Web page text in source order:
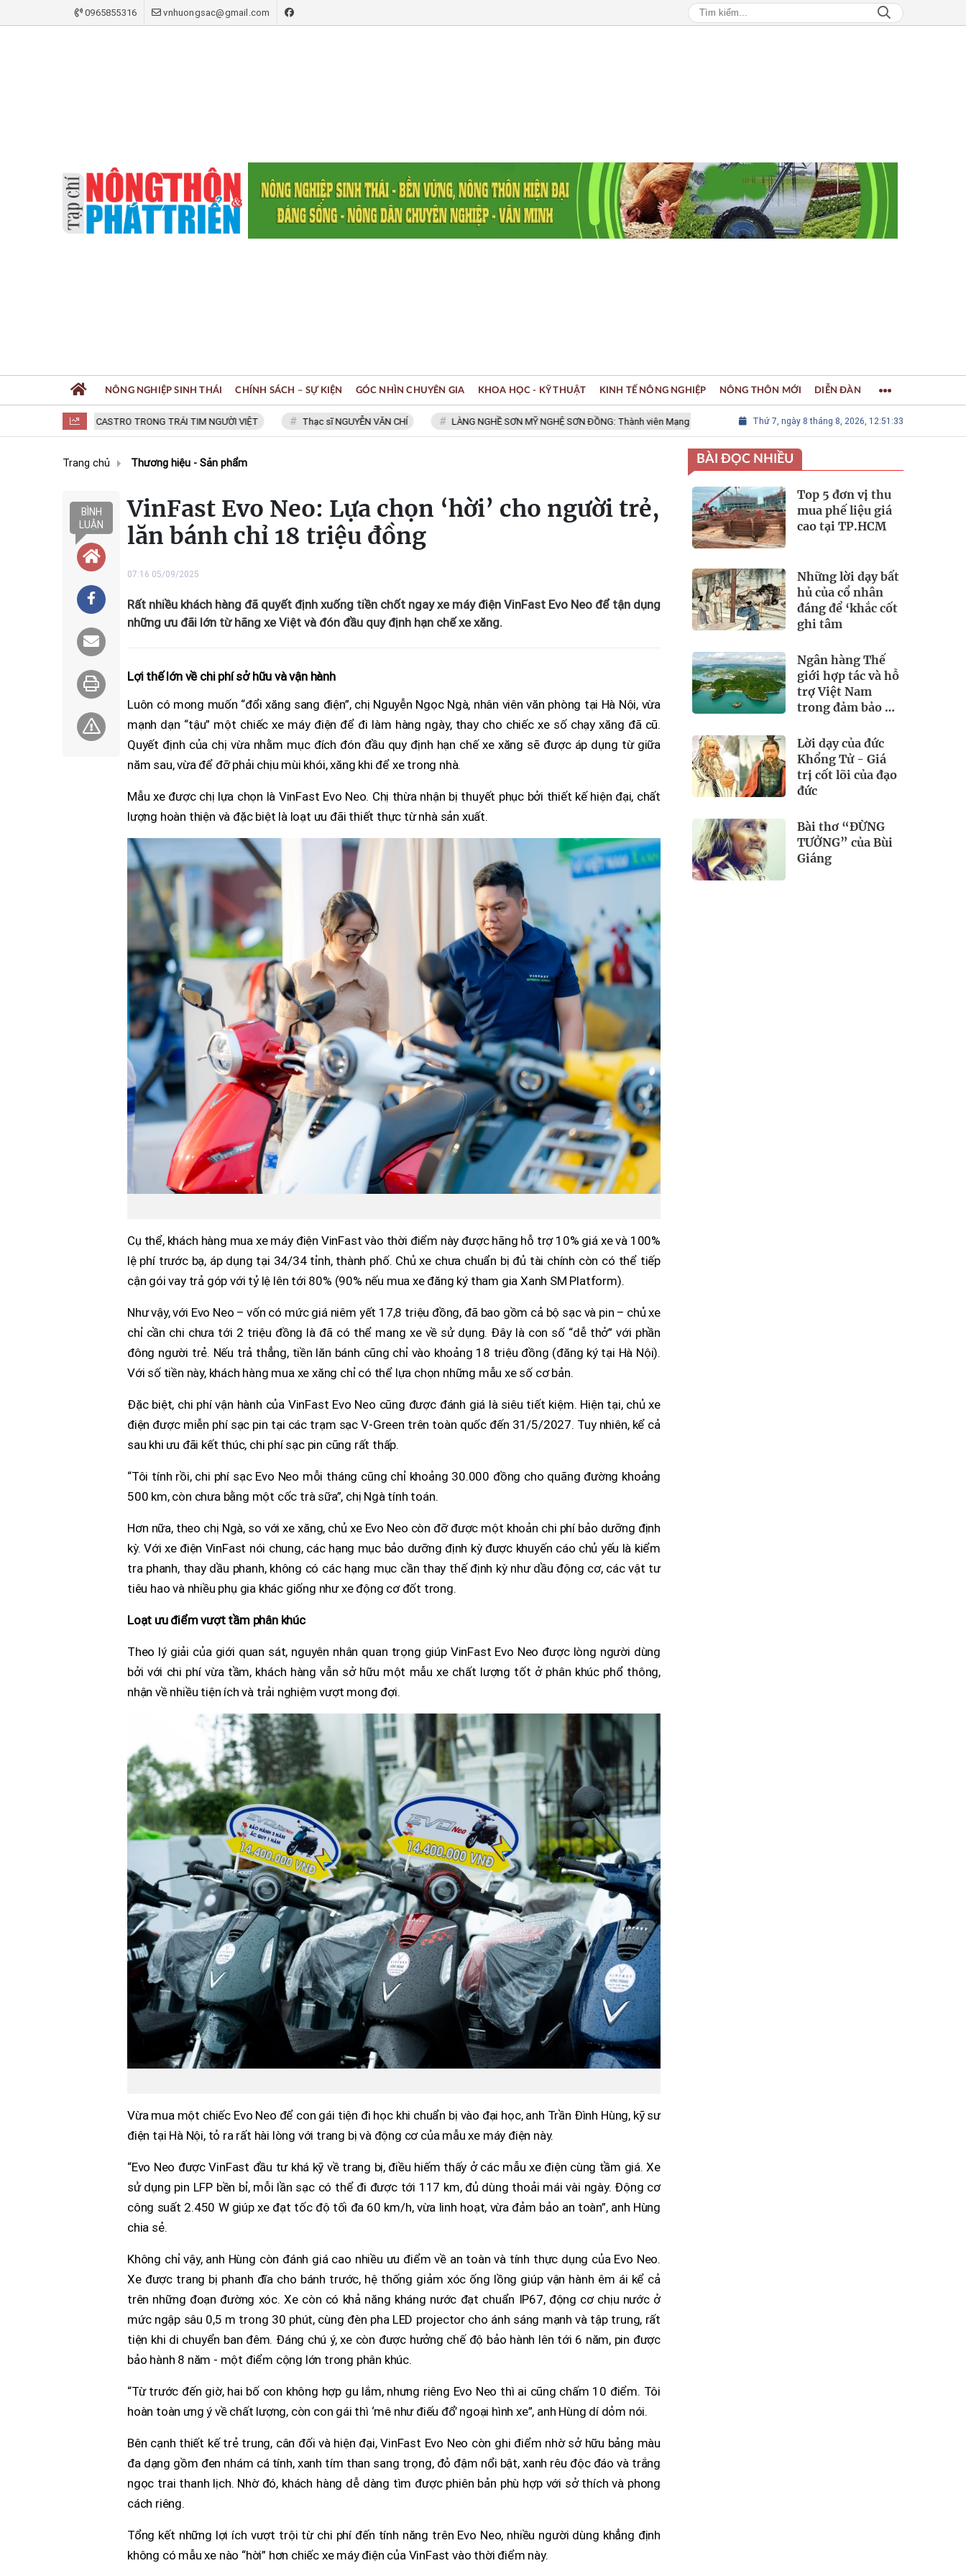
0965855316 vnhuongsac@gmail.com
FIDEL CASTRO TRONG TRÁI TIM NGƯỜI VIỆT Thạc sĩ NGUYỄN VĂN CHÍ LÀNG NGHỀ SƠN MỸ NGHỆ SƠN ĐỒNG: Thành viên Mạng lưới các Thành phố Thủ công sáng tạo Thế giới LÀNG NGHỀ
Thứ 7, ngày 8 tháng 8, 2026, 12:51:35
NÔNG NGHIỆP SINH THÁI CHÍNH SÁCH – SỰ KIỆN GÓC NHÌN CHUYÊN GIA KHOA HỌC - KỸ THUẬT KINH TẾ NÔNG NGHIỆP NÔNG THÔN MỚI DIỄN ĐÀN
Trang chủ Thương hiệu - Sản phẩm
BÌNH
LUẬN
VinFast Evo Neo: Lựa chọn ‘hời’ cho người trẻ,
lăn bánh chỉ 18 triệu đồng
07:16 05/09/2025
Rất nhiều khách hàng đã quyết định xuống tiền chốt ngay xe máy điện VinFast Evo Neo để tận dụng
những ưu đãi lớn từ hãng xe Việt và đón đầu quy định hạn chế xe xăng.
Lợi thế lớn về chi phí sở hữu và vận hành
Luôn có mong muốn “đổi xăng sang điện”, chị Nguyễn Ngọc Ngà, nhân viên văn phòng tại Hà Nội, vừa
mạnh dạn “tậu” một chiếc xe máy điện để đi làm hàng ngày, thay cho chiếc xe số chạy xăng đã cũ.
Quyết định của chị vừa nhằm mục đích đón đầu quy định hạn chế xe xăng sẽ được áp dụng từ giữa
năm sau, vừa để đỡ phải chịu mùi khói, xăng khi để xe trong nhà.
Mẫu xe được chị lựa chọn là VinFast Evo Neo. Chị thừa nhận bị thuyết phục bởi thiết kế hiện đại, chất
lượng hoàn thiện và đặc biệt là loạt ưu đãi thiết thực từ nhà sản xuất.
Cụ thể, khách hàng mua xe máy điện VinFast vào thời điểm này được hãng hỗ trợ 10% giá xe và 100%
lệ phí trước bạ, áp dụng tại 34/34 tỉnh, thành phố. Chủ xe chưa chuẩn bị đủ tài chính còn có thể tiếp
cận gói vay trả góp với tỷ lệ lên tới 80% (90% nếu mua xe đăng ký tham gia Xanh SM Platform).
Như vậy, với Evo Neo – vốn có mức giá niêm yết 17,8 triệu đồng, đã bao gồm cả bộ sạc và pin – chủ xe
chỉ cần chi chưa tới 2 triệu đồng là đã có thể mang xe về sử dụng. Đây là con số “dễ thở” với phần
đông người trẻ. Nếu trả thẳng, tiền lăn bánh cũng chỉ vào khoảng 18 triệu đồng (đăng ký tại Hà Nội).
Với số tiền này, khách hàng mua xe xăng chỉ có thể lựa chọn những mẫu xe số cơ bản.
Đặc biệt, chi phí vận hành của VinFast Evo Neo cũng được đánh giá là siêu tiết kiệm. Hiện tại, chủ xe
điện được miễn phí sạc pin tại các trạm sạc V-Green trên toàn quốc đến 31/5/2027. Tuy nhiên, kể cả
sau khi ưu đãi kết thúc, chi phí sạc pin cũng rất thấp.
“Tôi tính rồi, chi phí sạc Evo Neo mỗi tháng cũng chỉ khoảng 30.000 đồng cho quãng đường khoảng
500 km, còn chưa bằng một cốc trà sữa”, chị Ngà tính toán.
Hơn nữa, theo chị Ngà, so với xe xăng, chủ xe Evo Neo còn đỡ được một khoản chi phí bảo dưỡng định
kỳ. Với xe điện VinFast nói chung, các hạng mục bảo dưỡng định kỳ được khuyến cáo chủ yếu là kiểm
tra phanh, thay dầu phanh, không có các hạng mục cần thay thế định kỳ như dầu động cơ, các vật tư
tiêu hao và nhiều phụ gia khác giống như xe động cơ đốt trong.
Loạt ưu điểm vượt tầm phân khúc
Theo lý giải của giới quan sát, nguyên nhân quan trọng giúp VinFast Evo Neo được lòng người dùng
bởi với chi phí vừa tầm, khách hàng vẫn sở hữu một mẫu xe chất lượng tốt ở phân khúc phổ thông,
nhận về nhiều tiện ích và trải nghiệm vượt mong đợi.
Vừa mua một chiếc Evo Neo để con gái tiện đi học khi chuẩn bị vào đại học, anh Trần Đình Hùng, kỹ sư
điện tại Hà Nội, tỏ ra rất hài lòng với trang bị và động cơ của mẫu xe máy điện này.
“Evo Neo được VinFast đầu tư khá kỹ về trang bị, điều hiếm thấy ở các mẫu xe điện cùng tầm giá. Xe
sử dụng pin LFP bền bỉ, mỗi lần sạc có thể đi được tới 117 km, đủ dùng thoải mái vài ngày. Động cơ
công suất 2.450 W giúp xe đạt tốc độ tối đa 60 km/h, vừa linh hoạt, vừa đảm bảo an toàn”, anh Hùng
chia sẻ.
Không chỉ vậy, anh Hùng còn đánh giá cao nhiều ưu điểm về an toàn và tính thực dụng của Evo Neo.
Xe được trang bị phanh đĩa cho bánh trước, hệ thống giảm xóc ống lồng giúp vận hành êm ái kể cả
trên những đoạn đường xóc. Xe còn có khả năng kháng nước đạt chuẩn IP67, động cơ chịu nước ở
mức ngập sâu 0,5 m trong 30 phút, cùng đèn pha LED projector cho ánh sáng mạnh và tập trung, rất
tiện khi di chuyển ban đêm. Đáng chú ý, xe còn được hưởng chế độ bảo hành lên tới 6 năm, pin được
bảo hành 8 năm - một điểm cộng lớn trong phân khúc.
“Từ trước đến giờ, hai bố con không hợp gu lắm, nhưng riêng Evo Neo thì ai cũng chấm 10 điểm. Tôi
hoàn toàn ưng ý về chất lượng, còn con gái thì ‘mê như điếu đổ’ ngoại hình xe”, anh Hùng dí dỏm nói.
Bên cạnh thiết kế trẻ trung, cân đối và hiện đại, VinFast Evo Neo còn ghi điểm nhờ sở hữu bảng màu
đa dạng gồm đen nhám cá tính, xanh tím than sang trọng, đỏ đậm nổi bật, xanh rêu độc đáo và trắng
ngọc trai thanh lịch. Nhờ đó, khách hàng dễ dàng tìm được phiên bản phù hợp với sở thích và phong
cách riêng.
Tổng kết những lợi ích vượt trội từ chi phí đến tính năng trên Evo Neo, nhiều người dùng khẳng định
không có mẫu xe nào “hời” hơn chiếc xe máy điện của VinFast vào thời điểm này.
BÀI ĐỌC NHIỀU
Top 5 đơn vị thu
mua phế liệu giá
cao tại TP.HCM
Những lời dạy bất
hủ của cổ nhân
đáng để ‘khắc cốt
ghi tâm
Ngân hàng Thế
giới hợp tác và hỗ
trợ Việt Nam
trong đảm bảo an
Lời dạy của đức
Khổng Tử - Giá
trị cốt lõi của đạo
đức
Bài thơ “ĐỪNG
TƯỞNG” của Bùi
Giáng